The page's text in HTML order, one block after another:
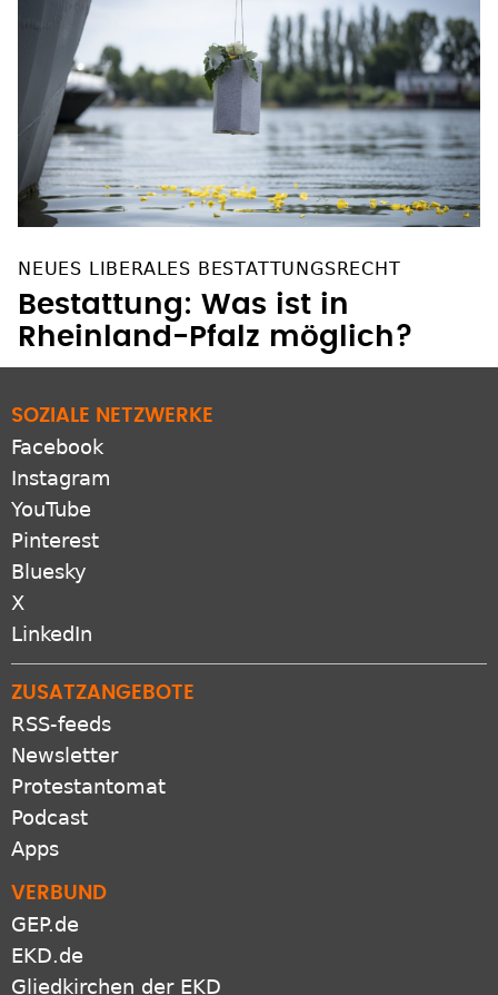
NEUES LIBERALES BESTATTUNGSRECHT
Bestattung: Was ist in
Rheinland-Pfalz möglich?
SOZIALE NETZWERKE
Facebook
Instagram
YouTube
Pinterest
Bluesky
X
LinkedIn
ZUSATZANGEBOTE
RSS-feeds
Newsletter
Protestantomat
Podcast
Apps
VERBUND
GEP.de
EKD.de
Gliedkirchen der EKD